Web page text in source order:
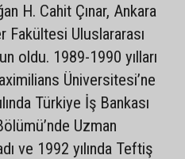
H. Cahit Çınar, Ankara
Fakültesi Uluslararası
oldu. 1989-1990 yılları
Üniversitesi’ne
Türkiye İş Bankası
Uzman
ve 1992 yılında Teftiş